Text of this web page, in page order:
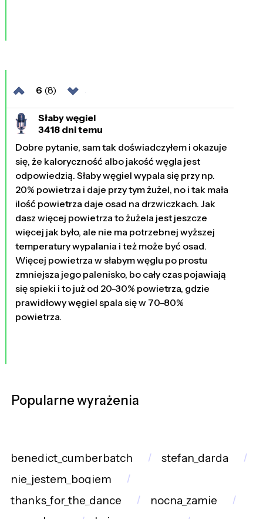
6 (8)
Słaby węgiel
3418 dni temu
Dobre pytanie, sam tak doświadczyłem i okazuje
się, że kaloryczność albo jakość węgla jest
odpowiedzią. Słaby węgiel wypala się przy np.
20% powietrza i daje przy tym żużel, no i tak mała
ilość powietrza daje osad na drzwiczkach. Jak
dasz więcej powietrza to żużela jest jeszcze
więcej jak było, ale nie ma potrzebnej wyższej
temperatury wypalania i też może być osad.
Więcej powietrza w słabym węglu po prostu
zmniejsza jego palenisko, bo cały czas pojawiają
się spieki i to już od 20-30% powietrza, gdzie
prawidłowy węgiel spala się w 70-80%
powietrza.
Popularne wyrażenia
benedict_cumberbatch
stefan_darda
nie_jestem_bogiem
thanks_for_the_dance
nocna_zamie